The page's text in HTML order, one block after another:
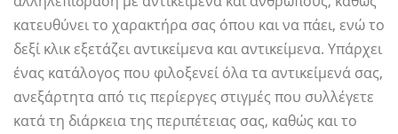
κατευθύνει το χαρακτήρα σας όπου και να πάει, ενώ το
δεξί κλικ εξετάζει αντικείμενα και αντικείμενα. Υπάρχει
ένας κατάλογος που φιλοξενεί όλα τα αντικείμενά σας,
ανεξάρτητα από τις περίεργες στιγμές που συλλέγετε
κατά τη διάρκεια της περιπέτειας σας, καθώς και το